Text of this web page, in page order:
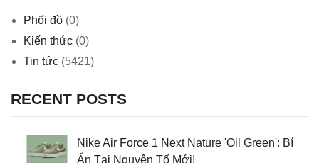
Phối đồ (0)
Kiến thức (0)
Tin tức (5421)
RECENT POSTS
Nike Air Force 1 Next Nature 'Oil Green': Bí
Ẩn Tại Nguyên Tố Mới!